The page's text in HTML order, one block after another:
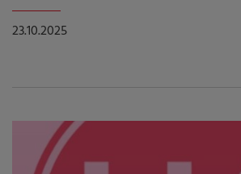
23.10.2025